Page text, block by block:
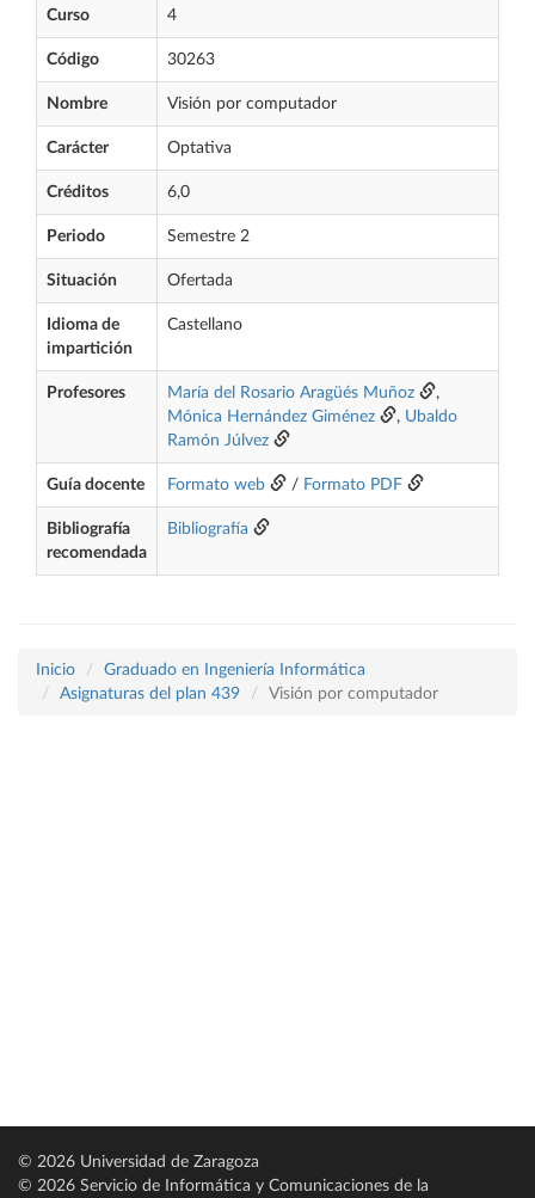
Curso 4
Código 30263
Nombre Visión por computador
Carácter Optativa
Créditos 6,0
Periodo Semestre 2
Situación Ofertada
Idioma de
impartición
Castellano
Profesores María del Rosario Aragüés Muñoz
,
Mónica Hernández Giménez
, Ubaldo
Ramón Júlvez
Guía docente Formato web / Formato PDF
Bibliografía
recomendada
Bibliografía
Inicio
Graduado en Ingeniería Informática
Asignaturas del plan 439
Visión por computador
© 2026 Universidad de Zaragoza
© 2026 Servicio de Informática y Comunicaciones de la